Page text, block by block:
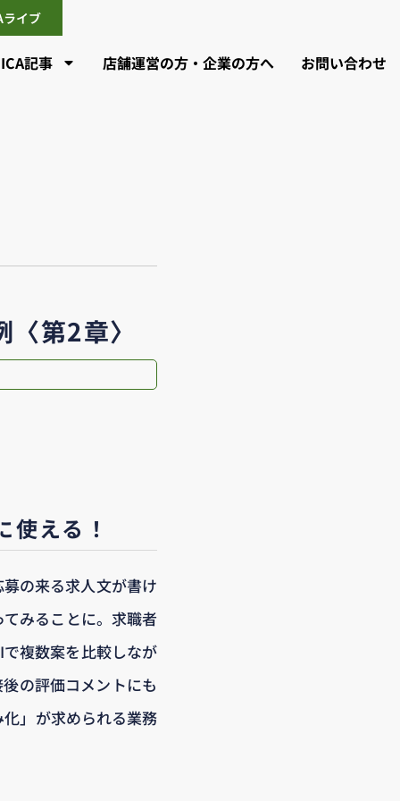
ライブ
記事 店舗運営の方・企業の方へ お問い合わせ
第2章〉
える！
の来る求人文が書け
みることに。求職者
複数案を比較しなが
の評価コメントにも
」が求められる業務